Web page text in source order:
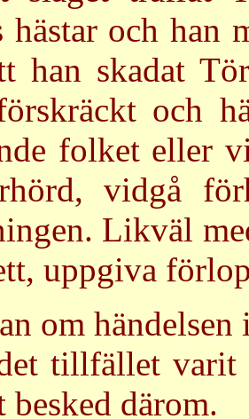
hästar och han
han skadat
och
folket eller
vidgå
Likväl
uppgiva
om händelsen
tillfället varit
besked därom.